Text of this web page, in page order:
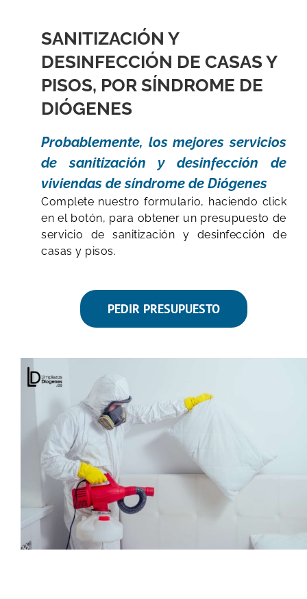
SANITIZACIÓN Y
DESINFECCIÓN DE CASAS Y
PISOS, POR SÍNDROME DE
DIÓGENES
Probablemente, los mejores servicios
de sanitización y desinfección de
viviendas de síndrome de Diógenes
Complete nuestro formulario, haciendo click
en el botón, para obtener un presupuesto de
servicio de sanitización y desinfección de
casas y pisos.
PEDIR PRESUPUESTO